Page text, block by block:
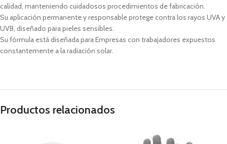
calidad, manteniendo cuidadosos procedimientos de fabricación.
Su aplicación permanente y responsable protege contra los rayos UVA y
UVB, diseñado para pieles sensibles.
Su fórmula está diseñada para Empresas con trabajadores expuestos
constantemente a la radiación solar.
Productos relacionados